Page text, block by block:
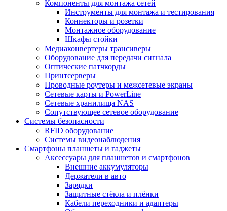
Компоненты для монтажа сетей
Инструменты для монтажа и тестирования
Коннекторы и розетки
Монтажное оборудование
Шкафы стойки
Медиаконвертеры трансиверы
Оборудование для передачи сигнала
Оптические патчкорды
Принтсерверы
Проводные роутеры и межсетевые экраны
Сетевые карты и PowerLine
Сетевые хранилища NAS
Сопутствующее сетевое оборудование
Системы безопасности
RFID оборудование
Системы видеонаблюдения
Смартфоны планшеты и гаджеты
Аксессуары для планшетов и смартфонов
Внешние аккумуляторы
Держатели в авто
Зарядки
Защитные стёкла и плёнки
Кабели переходники и адаптеры